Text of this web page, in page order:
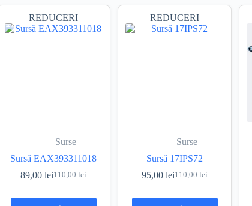
REDUCERI
Surse
Sursă EAX393311018
110,00lei
Prețul
a
89,00leiPrețul
este:
REDUCERI
Surse
Sursă 17IPS72
110,00lei
Prețul
a
95,00leiPrețul
este: